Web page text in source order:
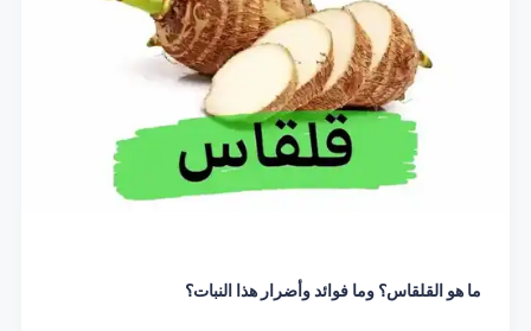
ما هو القلقاس؟ وما فوائد وأضرار هذا النبات؟